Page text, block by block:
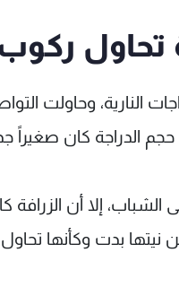
تحاول ركوب
النارية، وحاولت
الدراجة كان صغيراً
الشباب، إلا أن
نيتها بدت وكأنها